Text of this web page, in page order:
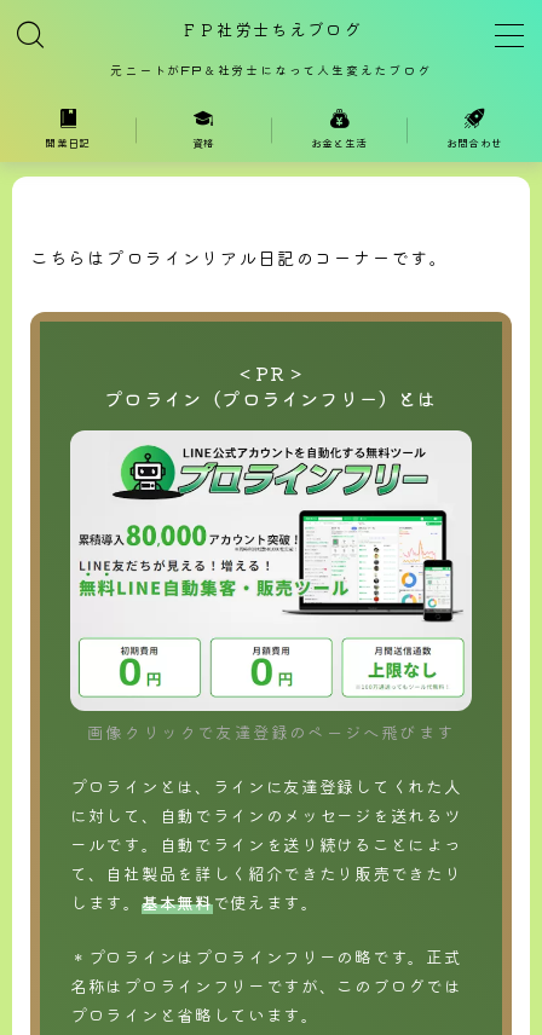
ＦＰ社労士ちえブログ
元ニートがFP＆社労士になって人生変えたブログ
リアル開業日記
プロラインリアル日記
合格・失敗体験記のコーナー
お金と働き方のはなし
Yahooちえ活コーナー
お問い合わせ
開業日記 資格 お金と生活 お問合わせ
こちらはプロラインリアル日記のコーナーです。
＜PR＞
プロライン（プロラインフリー）とは
画像クリックで友達登録のページへ飛びます
プロラインとは、ラインに友達登録してくれた人
に対して、自動でラインのメッセージを送れるツ
ールです。自動でラインを送り続けることによっ
て、自社製品を詳しく紹介できたり販売できたり
します。 基本無料で使えます。
＊プロラインはプロラインフリーの略です。正式
名称はプロラインフリーですが、このブログでは
プロラインと省略しています。